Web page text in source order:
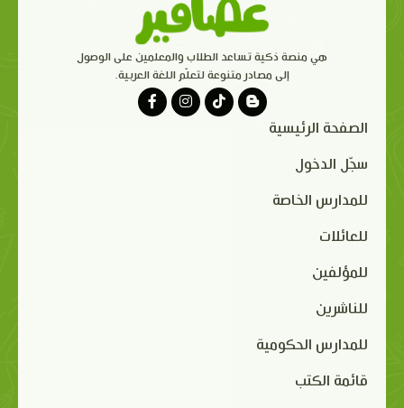
هي منصة ذكية تساعد الطلاب والمعلمين على الوصول
إلى مصادر متنوعة لتعلّم اللغة العربية.
الصفحة الرئيسية
سجّل الدخول
للمدارس الخاصة
للعائلات
للمؤلفين
للناشرين
للمدارس الحكومية
قائمة الكتب